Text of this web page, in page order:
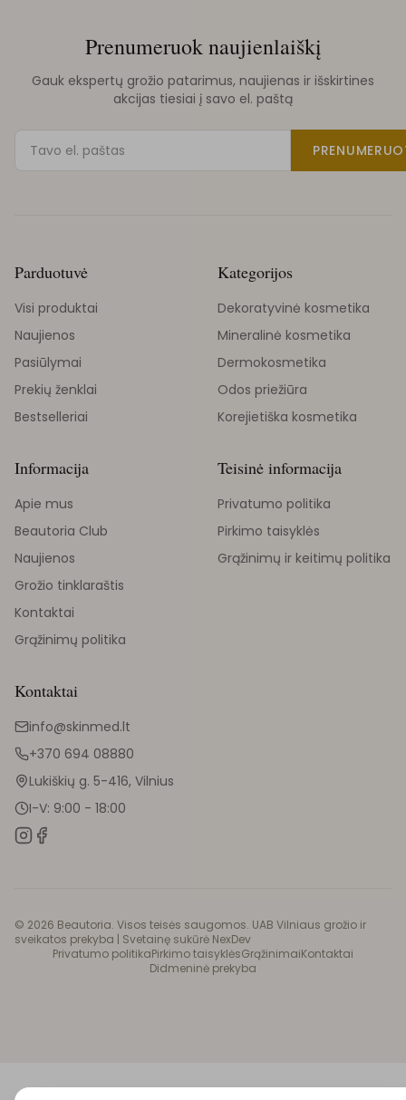
Prenumeruok naujienlaiškį
Gauk ekspertų grožio patarimus, naujienas ir išskirtines
akcijas tiesiai į savo el. paštą
Parduotuvė
Visi produktai
Naujienos
Pasiūlymai
Prekių ženklai
Bestselleriai
Kategorijos
Dekoratyvinė kosmetika
Mineralinė kosmetika
Dermokosmetika
Odos priežiūra
Korejietiška kosmetika
Informacija
Apie mus
Beautoria Club
Naujienos
Grožio tinklaraštis
Kontaktai
Grąžinimų politika
Teisinė informacija
Privatumo politika
Pirkimo taisyklės
Grąžinimų ir keitimų politika
Kontaktai
info@skinmed.lt
+370 694 08880
Lukiškių g. 5-416, Vilnius
I-V: 9:00 - 18:00
© 2026 Beautoria. Visos teisės saugomos. UAB Vilniaus grožio ir
sveikatos prekyba | Svetainę sukūrė NexDev
Privatumo politikaPirkimo taisyklėsGrąžinimaiKontaktai
Didmeninė prekyba